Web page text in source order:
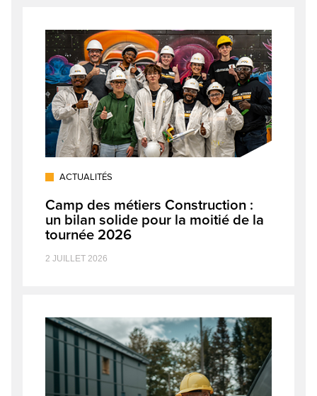
ACTUALITÉS
Camp des métiers Construction :
un bilan solide pour la moitié de la
tournée 2026
2 JUILLET 2026